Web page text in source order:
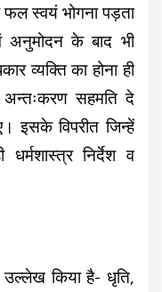
स्वयं भोगना पड़ता
अनुमोदन के बाद भी
व्यक्ति का होना ही
अन्तःकरण सहमति दे
इसके विपरीत जिन्हें
निर्देश व
किया है- धृति,